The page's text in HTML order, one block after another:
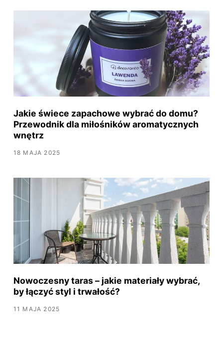
Jakie świece zapachowe wybrać do domu?
Przewodnik dla miłośników aromatycznych
wnętrz
18 MAJA 2025
Nowoczesny taras – jakie materiały wybrać,
by łączyć styl i trwałość?
11 MAJA 2025